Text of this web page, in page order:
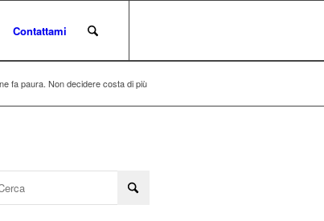
Contattami
fa paura. Non decidere costa di più